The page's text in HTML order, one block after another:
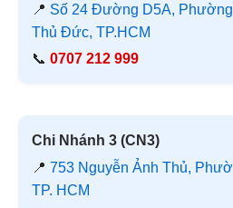
📍 Số 24 Đường D5A,
Thủ Đức, TP.HCM
📞 0707 212 999
Chi Nhánh 3 (CN3)
📍 753 Nguyễn Ảnh Thủ,
TP. HCM